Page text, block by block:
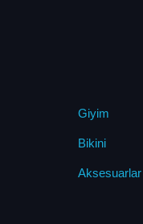
Giyim
Bikini
Aksesuarlar